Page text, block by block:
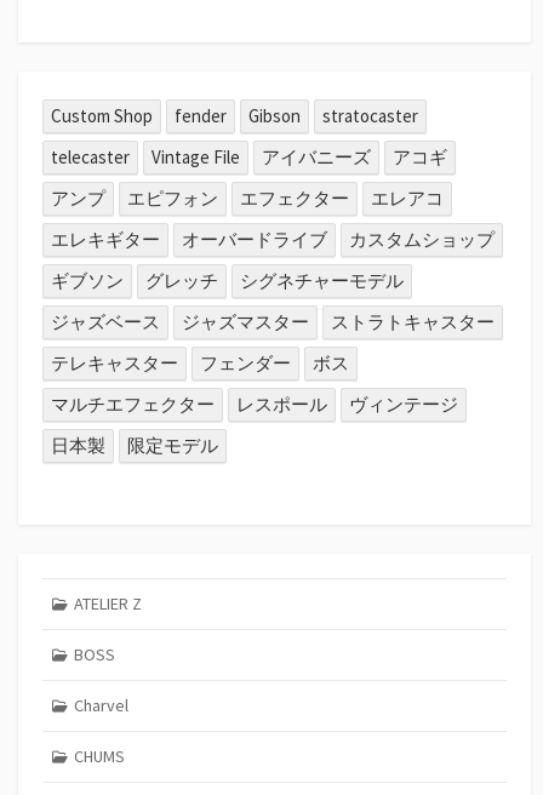
Custom Shop fender Gibson
stratocaster
telecaster
Vintage File アイバニーズ
アコギ
アンプ
エピフォン エフェクター
エレアコ
エレキギター
オーバードライブ
カスタムショップ
ギブソン
グレッチ
シグネチャーモデル
ジャズベース
ジャズマスター
ストラトキャスター
テレキャスター
フェンダー
ボス
マルチエフェクター
レスポール
ヴィンテージ
日本製
限定モデル
ATELIER Z
BOSS
Charvel
CHUMS